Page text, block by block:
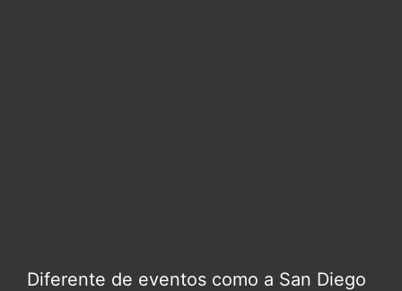
Diferente de eventos como a San Diego